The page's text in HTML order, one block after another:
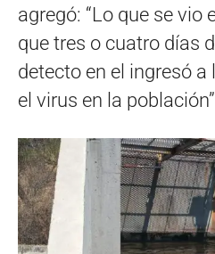
agregó: “Lo que se vio
que tres o cuatro días
detecto en el ingresó
el virus en la